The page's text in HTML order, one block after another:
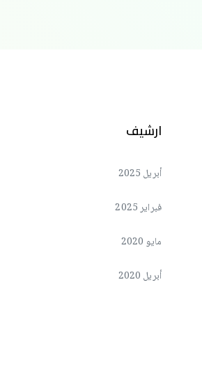
ارشيف
أبريل 2025
فبراير 2025
مايو 2020
أبريل 2020